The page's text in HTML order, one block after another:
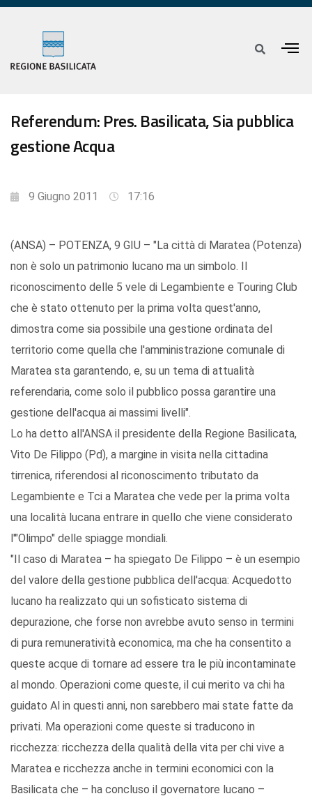
Referendum: Pres. Basilicata, Sia pubblica
gestione Acqua
9 Giugno 2011 17:16
(ANSA) – POTENZA, 9 GIU – "La città di Maratea (Potenza)
non è solo un patrimonio lucano ma un simbolo. Il
riconoscimento delle 5 vele di Legambiente e Touring Club
che è stato ottenuto per la prima volta quest'anno,
dimostra come sia possibile una gestione ordinata del
territorio come quella che l'amministrazione comunale di
Maratea sta garantendo, e, su un tema di attualità
referendaria, come solo il pubblico possa garantire una
gestione dell'acqua ai massimi livelli".
Lo ha detto all'ANSA il presidente della Regione Basilicata,
Vito De Filippo (Pd), a margine in visita nella cittadina
tirrenica, riferendosi al riconoscimento tributato da
Legambiente e Tci a Maratea che vede per la prima volta
una località lucana entrare in quello che viene considerato
l'"Olimpo" delle spiagge mondiali.
"Il caso di Maratea – ha spiegato De Filippo – è un esempio
del valore della gestione pubblica dell'acqua: Acquedotto
lucano ha realizzato qui un sofisticato sistema di
depurazione, che forse non avrebbe avuto senso in termini
di pura remuneratività economica, ma che ha consentito a
queste acque di tornare ad essere tra le più incontaminate
al mondo. Operazioni come queste, il cui merito va chi ha
guidato Al in questi anni, non sarebbero mai state fatte da
privati. Ma operazioni come queste si traducono in
ricchezza: ricchezza della qualità della vita per chi vive a
Maratea e ricchezza anche in termini economici con la
Basilicata che – ha concluso il governatore lucano –